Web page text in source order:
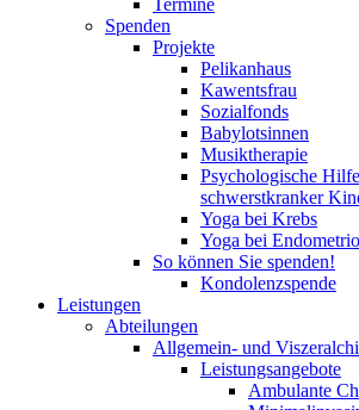
Termine
Spenden
Projekte
Pelikanhaus
Kawentsfrau
Sozialfonds
Babylotsinnen
Musiktherapie
Psychologische
schwerstkranker
Yoga bei Krebs
Yoga bei
So können Sie spenden!
Kondolenzspende
Leistungen
Abteilungen
Allgemein- und
Leistungsangebote
Ambulante